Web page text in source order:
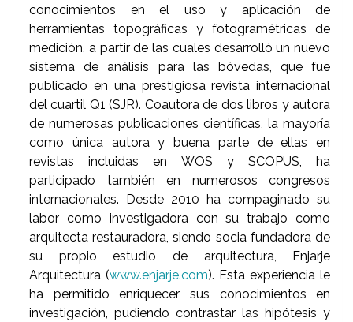
conocimientos en el uso y aplicación de
herramientas topográficas y fotogramétricas de
medición, a partir de las cuales desarrolló un nuevo
sistema de análisis para las bóvedas, que fue
publicado en una prestigiosa revista internacional
del cuartil Q1 (SJR). Coautora de dos libros y autora
de numerosas publicaciones científicas, la mayoría
como única autora y buena parte de ellas en
revistas incluidas en WOS y SCOPUS, ha
participado también en numerosos congresos
internacionales. Desde 2010 ha compaginado su
labor como investigadora con su trabajo como
arquitecta restauradora, siendo socia fundadora de
su propio estudio de arquitectura, Enjarje
Arquitectura (www.enjarje.com). Esta experiencia le
ha permitido enriquecer sus conocimientos en
investigación, pudiendo contrastar las hipótesis y